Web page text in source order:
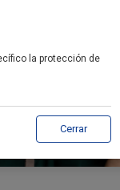
la protección de
Cerrar